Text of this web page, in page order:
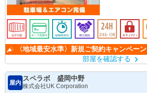
〈地域最安水準〉新規ご契約キャンペーン
部屋を確認する
屋内
スペラボ 盛岡中野
株式会社UK Corporation